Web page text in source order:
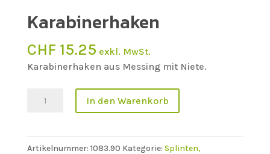
Karabinerhaken
CHF 15.25 exkl. MwSt.
Karabinerhaken aus Messing mit Niete.
KarabinerhakenIn den Warenkorb
Artikelnummer: 1083.90 Kategorie: Splinten,